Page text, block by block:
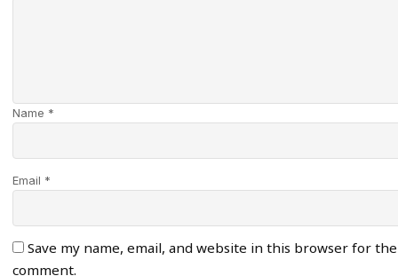
Name *
Email *
Save my name, email, and website in this browser for
comment.